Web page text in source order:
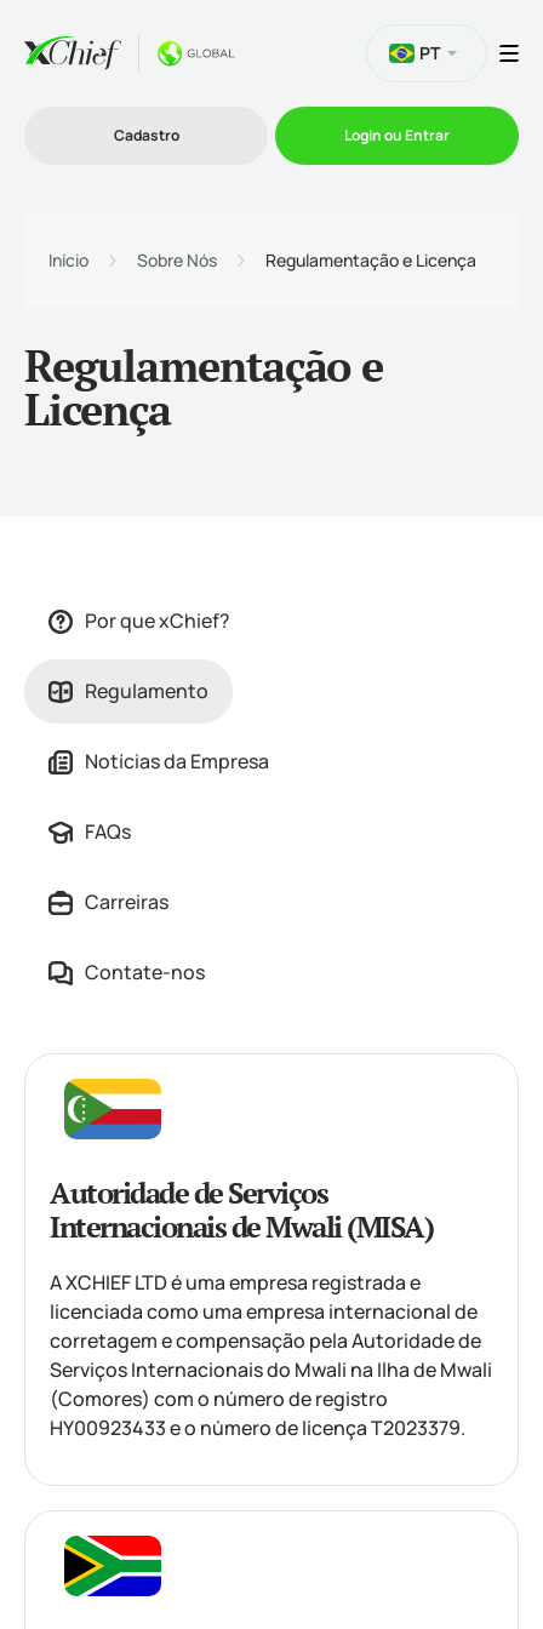
Promoções
PT
Cadastro Login ou Entrar
Início Sobre Nós Regulamentação e Licença
Regulamentação e
Licença
Por que xChief?
Regulamento
Notícias da Empresa
FAQs
Carreiras
Contate-nos
Autoridade de Serviços
Internacionais de Mwali (MISA)
A XCHIEF LTD é uma empresa registrada e
licenciada como uma empresa internacional de
corretagem e compensação pela Autoridade de
Serviços Internacionais do Mwali na Ilha de Mwali
(Comores) com o número de registro
HY00923433 e o número de licença T2023379.